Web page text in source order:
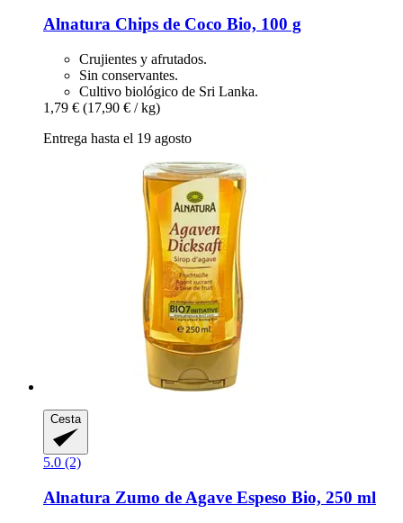
Alnatura Chips de Coco Bio, 100 g
Crujientes y afrutados.
Sin conservantes.
Cultivo biológico de Sri Lanka.
1,79 € (17,90 € / kg)
Entrega hasta el 19 agosto
Cesta
5.0 (2)
Alnatura Zumo de Agave Espeso Bio, 250 ml